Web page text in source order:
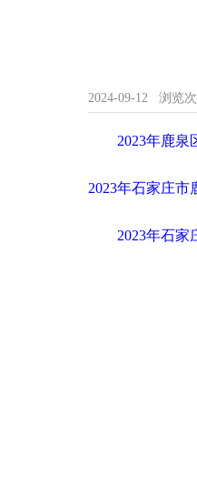
2024-09-12 浏览
2023年鹿泉
2023年石家庄
2023年石家